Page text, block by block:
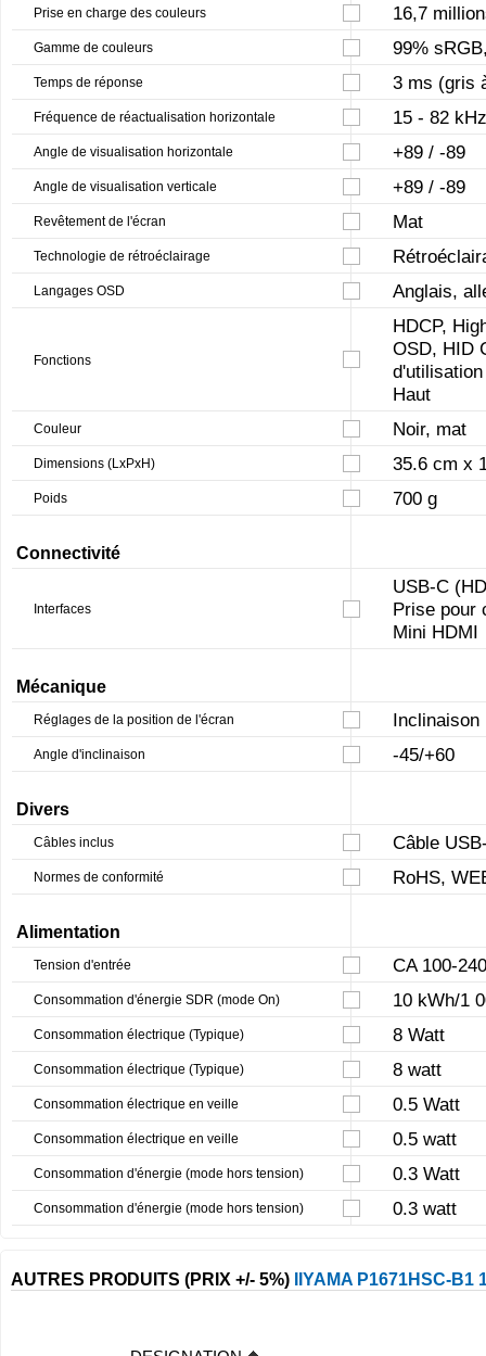
Prise en charge des couleurs 16,7
Gamme de couleurs 99%
Temps de réponse 3 ms (gris
Fréquence de réactualisation horizontale 15 - 82 kHz
Angle de visualisation horizontale +89 / -89
Angle de visualisation verticale +89 / -89
Revêtement de l'écran Mat
Technologie de rétroéclairage
Langages OSD Anglais,
Fonctions
HDCP,
OSD, HID
Haut
Couleur Noir, mat
Dimensions (LxPxH) 35.6 cm x
Poids 700 g
Connectivité
Interfaces
USB-C
Prise pour
Mini HDMI
Mécanique
Réglages de la position de l'écran Inclinaison
Angle d'inclinaison -45/+60
Divers
Câbles inclus Câble
Normes de conformité RoHS,
Alimentation
Tension d'entrée CA 100-
Consommation d'énergie SDR (mode On) 10 kWh/1
Consommation électrique (Typique) 8 Watt
Consommation électrique (Typique) 8 watt
Consommation électrique en veille 0.5 Watt
Consommation électrique en veille 0.5 watt
Consommation d'énergie (mode hors tension) 0.3 Watt
Consommation d'énergie (mode hors tension) 0.3 watt
AUTRES PRODUITS (PRIX +/- 5%) IIYAMA P1671HSC-